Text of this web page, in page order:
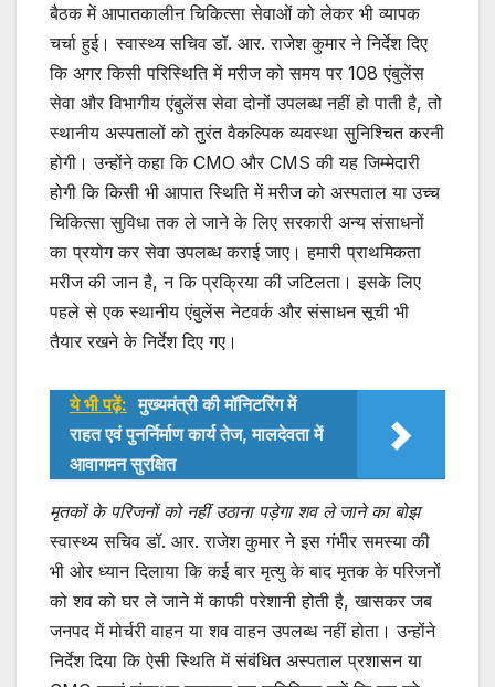
बैठक में आपातकालीन चिकित्सा सेवाओं को लेकर भी व्यापक
चर्चा हुई। स्वास्थ्य सचिव डॉ. आर. राजेश कुमार ने निर्देश दिए
कि अगर किसी परिस्थिति में मरीज को समय पर 108 एंबुलेंस
सेवा और विभागीय एंबुलेंस सेवा दोनों उपलब्ध नहीं हो पाती है, तो
स्थानीय अस्पतालों को तुरंत वैकल्पिक व्यवस्था सुनिश्चित करनी
होगी। उन्होंने कहा कि CMO और CMS की यह जिम्मेदारी
होगी कि किसी भी आपात स्थिति में मरीज को अस्पताल या उच्च
चिकित्सा सुविधा तक ले जाने के लिए सरकारी अन्य संसाधनों
का प्रयोग कर सेवा उपलब्ध कराई जाए। हमारी प्राथमिकता
मरीज की जान है, न कि प्रक्रिया की जटिलता। इसके लिए
पहले से एक स्थानीय एंबुलेंस नेटवर्क और संसाधन सूची भी
तैयार रखने के निर्देश दिए गए।
ये भी पढ़ें: मुख्यमंत्री की मॉनिटरिंग में
राहत एवं पुनर्निर्माण कार्य तेज, मालदेवता में
आवागमन सुरक्षित
मृतकों के परिजनों को नहीं उठाना पड़ेगा शव ले जाने का बोझ
स्वास्थ्य सचिव डॉ. आर. राजेश कुमार ने इस गंभीर समस्या की
भी ओर ध्यान दिलाया कि कई बार मृत्यु के बाद मृतक के परिजनों
को शव को घर ले जाने में काफी परेशानी होती है, खासकर जब
जनपद में मोर्चरी वाहन या शव वाहन उपलब्ध नहीं होता। उन्होंने
निर्देश दिया कि ऐसी स्थिति में संबंधित अस्पताल प्रशासन या